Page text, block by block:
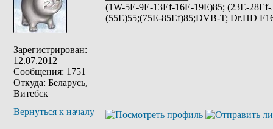
Зарегистрирован:
12.07.2012
Сообщения: 1751
Откуда: Беларусь,
Витебск
(1W-5E-9E-13Ef-16E-19E)85; (23E-
(55E)55;(75E-85Ef)85;DVB-T; Dr.HD
Вернуться к началу